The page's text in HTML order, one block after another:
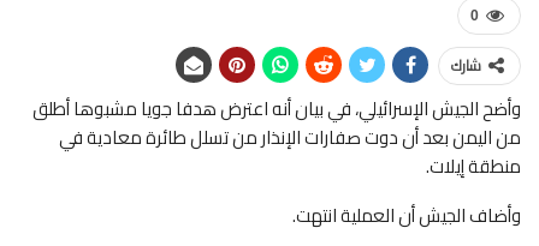
0
شارك
وأضح الجيش الإسرائيلي، في بيان أنه ‌اعترض ‌هدفا جويا مشبوها أطلق
‌من ‌اليمن بعد ⁠أن دوت صفارات ⁠الإنذار ‌من ⁠تسلل طائرة معادية ⁠في
منطقة ⁠إيلات.
وأضاف الجيش أن العملية انتهت.